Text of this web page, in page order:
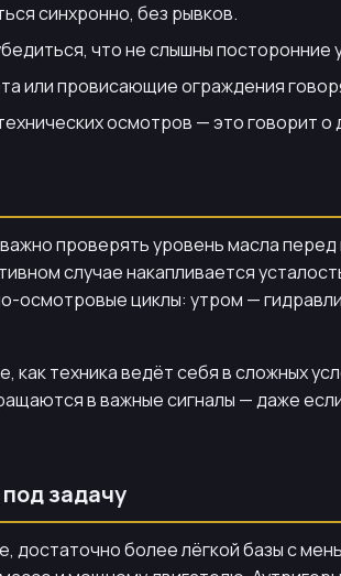
синхронно, без рывков.
что не слышны
или провисающие ограждения
осмотров — это говорит о
проверять уровень масла
случае накапливается
осмотровые циклы: утром —
техника ведёт себя в сложных
в важные сигналы — даже
задачу
более лёгкой базы с